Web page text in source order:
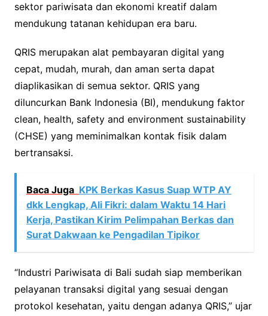
sektor pariwisata dan ekonomi kreatif dalam
mendukung tatanan kehidupan era baru.
QRIS merupakan alat pembayaran digital yang
cepat, mudah, murah, dan aman serta dapat
diaplikasikan di semua sektor. QRIS yang
diluncurkan Bank Indonesia (BI), mendukung faktor
clean, health, safety and environment sustainability
(CHSE) yang meminimalkan kontak fisik dalam
bertransaksi.
Baca Juga KPK Berkas Kasus Suap WTP AY
dkk Lengkap, Ali Fikri: dalam Waktu 14 Hari
Kerja, Pastikan Kirim Pelimpahan Berkas dan
Surat Dakwaan ke Pengadilan Tipikor
“Industri Pariwisata di Bali sudah siap memberikan
pelayanan transaksi digital yang sesuai dengan
protokol kesehatan, yaitu dengan adanya QRIS,” ujar